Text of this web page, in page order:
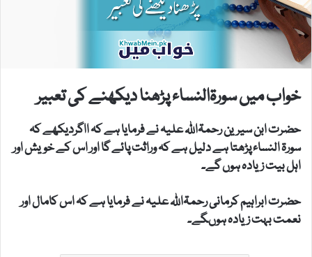
خواب میں سورۃالنساء پڑھنا دیکھنے کی تعبیر
حضرت ابن سیرین رحمۃاللہ علیہ نے فرمایا ہے کہ ااگردیکھے کہ
سورۃ النساء پڑھتا ہے دلیل ہے کہ وراثت پائے گا اور اس کے خویش اور
اہل بیت زیادہ ہوں گے۔
حضرت ابراہیم کرمانی رحمۃاللہ علیہ نے فرمایا ہے کہ اس کامال اور
نعمت بہت زیادہ ہوںگے۔